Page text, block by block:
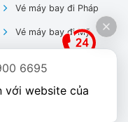
Vé máy bay đi Pháp
Vé máy bay đi Mỹ
6695
với website của